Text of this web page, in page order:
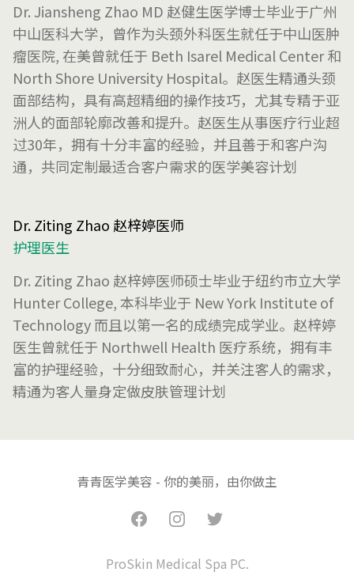
Dr. Jiansheng Zhao MD 赵健生医学博士毕业于广州
中山医科大学，曾作为头颈外科医生就任于中山医肿
瘤医院, 在美曾就任于 Beth Isarel Medical Center 和
North Shore University Hospital。赵医生精通头颈
面部结构，具有高超精细的操作技巧，尤其专精于亚
洲人的面部轮廓改善和提升。赵医生从事医疗行业超
过30年，拥有十分丰富的经验，并且善于和客户沟
通，共同定制最适合客户需求的医学美容计划
Dr. Ziting Zhao 赵梓婷医师
护理医生
Dr. Ziting Zhao 赵梓婷医师硕士毕业于纽约市立大学
Hunter College, 本科毕业于 New York Institute of
Technology 而且以第一名的成绩完成学业。赵梓婷
医生曾就任于 Northwell Health 医疗系统，拥有丰
富的护理经验，十分细致耐心，并关注客人的需求，
精通为客人量身定做皮肤管理计划
青青医学美容 - 你的美丽，由你做主
FacebookInstagramTwitter
ProSkin Medical Spa PC.